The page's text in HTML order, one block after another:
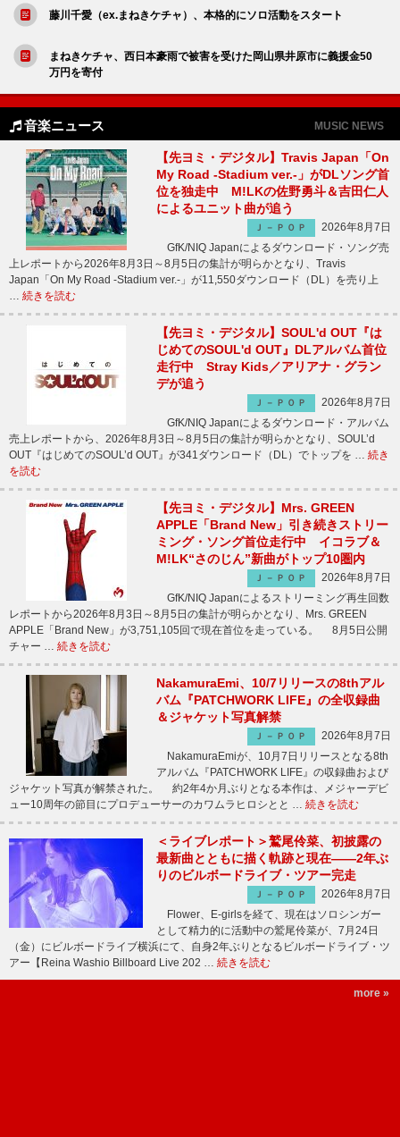
藤川千愛（ex.まねきケチャ）、本格的にソロ活動をスタート
まねきケチャ、西日本豪雨で被害を受けた岡山県井原市に義援金50
万円を寄付
音楽ニュース MUSIC NEWS
【先ヨミ・デジタル】Travis Japan「On
My Road -Stadium ver.-」がDLソング首
位を独走中 M!LKの佐野勇斗＆吉田仁人
によるユニット曲が追う
Ｊ－ＰＯＰ
2026年8月7日
GfK/NIQ Japanによるダウンロード・ソング売
上レポートから2026年8月3日～8月5日の集計が明らかとなり、Travis
Japan「On My Road -Stadium ver.-」が11,550ダウンロード（DL）を売り上
… 続きを読む
【先ヨミ・デジタル】SOUL'd OUT『は
じめてのSOUL'd OUT』DLアルバム首位
走行中 Stray Kids／アリアナ・グラン
デが追う
Ｊ－ＰＯＰ
2026年8月7日
GfK/NIQ Japanによるダウンロード・アルバム
売上レポートから、2026年8月3日～8月5日の集計が明らかとなり、SOUL’d
OUT『はじめてのSOUL’d OUT』が341ダウンロード（DL）でトップを … 続き
を読む
【先ヨミ・デジタル】Mrs. GREEN
APPLE「Brand New」引き続きストリー
ミング・ソング首位走行中 イコラブ＆
M!LK“さのじん”新曲がトップ10圏内
Ｊ－ＰＯＰ
2026年8月7日
GfK/NIQ Japanによるストリーミング再生回数
レポートから2026年8月3日～8月5日の集計が明らかとなり、Mrs. GREEN
APPLE「Brand New」が3,751,105回で現在首位を走っている。 8月5日公開
チャー … 続きを読む
NakamuraEmi、10/7リリースの8thアル
バム『PATCHWORK LIFE』の全収録曲
＆ジャケット写真解禁
Ｊ－ＰＯＰ
2026年8月7日
NakamuraEmiが、10月7日リリースとなる8th
アルバム『PATCHWORK LIFE』の収録曲および
ジャケット写真が解禁された。 約2年4か月ぶりとなる本作は、メジャーデビ
ュー10周年の節目にプロデューサーのカワムラヒロシとと … 続きを読む
＜ライブレポート＞鷲尾伶菜、初披露の
最新曲とともに描く軌跡と現在――2年ぶ
りのビルボードライブ・ツアー完走
Ｊ－ＰＯＰ
2026年8月7日
Flower、E-girlsを経て、現在はソロシンガー
として精力的に活動中の鷲尾伶菜が、7月24日
（金）にビルボードライブ横浜にて、自身2年ぶりとなるビルボードライブ・ツ
アー【Reina Washio Billboard Live 202 … 続きを読む
more »